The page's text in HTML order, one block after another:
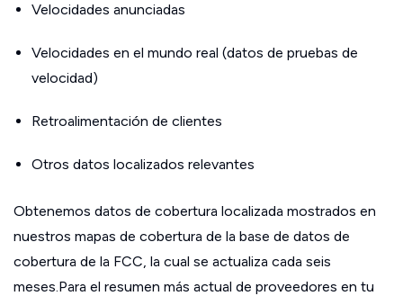
Velocidades anunciadas
Velocidades en el mundo real (datos de pruebas de
velocidad)
Retroalimentación de clientes
Otros datos localizados relevantes
Obtenemos datos de cobertura localizada mostrados en
nuestros mapas de cobertura de la base de datos de
cobertura de la FCC, la cual se actualiza cada seis
meses.Para el resumen más actual de proveedores en tu